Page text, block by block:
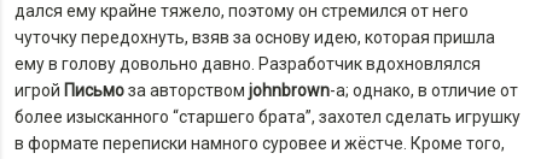
дался ему крайне тяжело, поэтому он стремился от него
чуточку передохнуть, взяв за основу идею, которая пришла
ему в голову довольно давно. Разработчик вдохновлялся
игрой Письмоза авторством johnbrown-а; однако, в отличие от
более изысканного “старшего брата”, захотел сделать игрушку
в формате переписки намного суровее и жёстче. Кроме того,